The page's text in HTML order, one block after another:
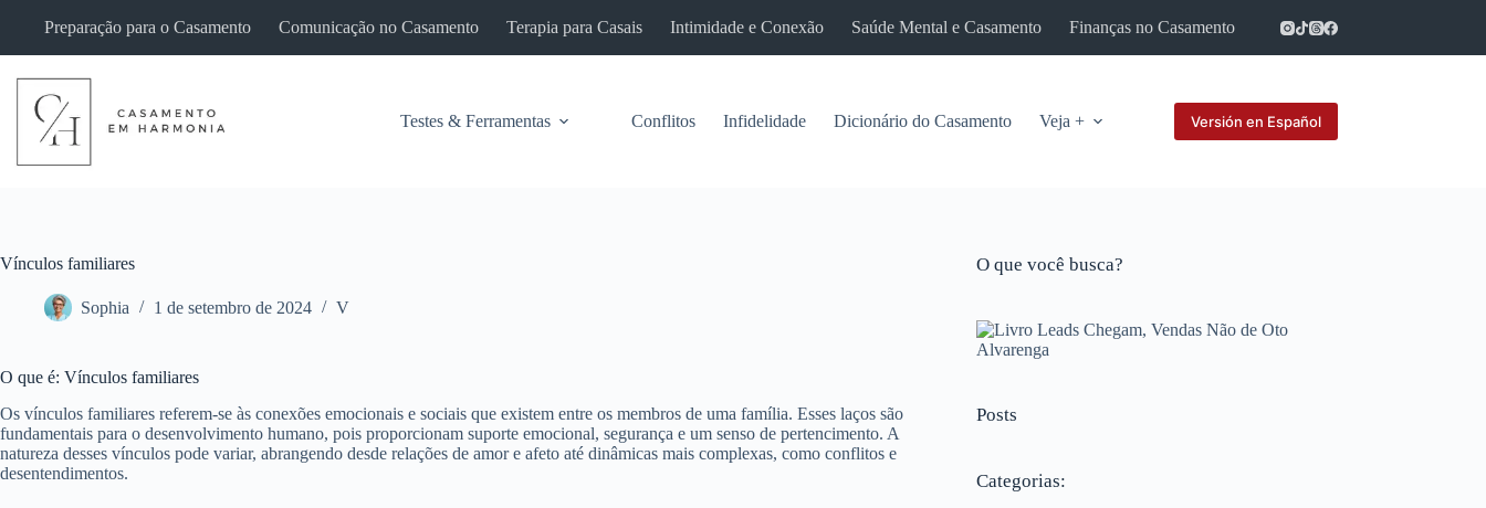
Preparação para o Casamento Comunicação no Casamento Terapia para Casais Intimidade e Conexão Saúde Mental e Casamento Finanças no Casamento Parcerias
Testes & Ferramentas Conflitos Infidelidade Dicionário do Casamento Veja + Versión en Español
Vínculos familiares
Sophia 1 de setembro de 2024 V
O que é: Vínculos familiares
Os vínculos familiares referem-se às conexões emocionais e sociais que existem entre os membros de uma família. Esses laços são
fundamentais para o desenvolvimento humano, pois proporcionam suporte emocional, segurança e um senso de pertencimento. A
natureza desses vínculos pode variar, abrangendo desde relações de amor e afeto até dinâmicas mais complexas, como conflitos e
desentendimentos.
O que você busca?
Posts
Categorias: